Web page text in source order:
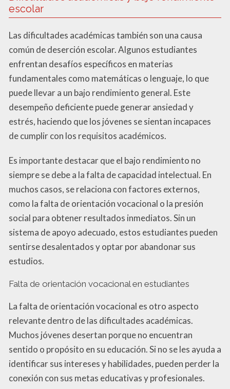
escolar
Las dificultades académicas también son una causa
común de deserción escolar. Algunos estudiantes
enfrentan desafíos específicos en materias
fundamentales como matemáticas o lenguaje, lo que
puede llevar a un bajo rendimiento general. Este
desempeño deficiente puede generar ansiedad y
estrés, haciendo que los jóvenes se sientan incapaces
de cumplir con los requisitos académicos.
Es importante destacar que el bajo rendimiento no
siempre se debe a la falta de capacidad intelectual. En
muchos casos, se relaciona con factores externos,
como la falta de orientación vocacional o la presión
social para obtener resultados inmediatos. Sin un
sistema de apoyo adecuado, estos estudiantes pueden
sentirse desalentados y optar por abandonar sus
estudios.
Falta de orientación vocacional en estudiantes
La falta de orientación vocacional es otro aspecto
relevante dentro de las dificultades académicas.
Muchos jóvenes desertan porque no encuentran
sentido o propósito en su educación. Si no se les ayuda a
identificar sus intereses y habilidades, pueden perder la
conexión con sus metas educativas y profesionales.